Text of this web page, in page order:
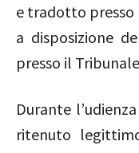
e tradotto presso
a disposizione
presso il
Durante
ritenuto